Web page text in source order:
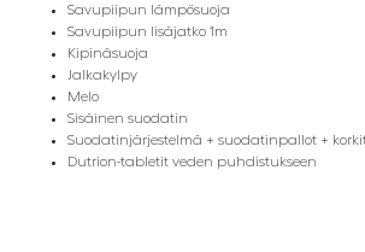
Savupiipun lämpösuoja
Savupiipun lisäjatko 1m
Kipinäsuoja
Jalkakylpy
Melo
Sisäinen suodatin
Suodatinjärjestelmä + suodatinpallot +
Dutrion-tabletit veden puhdistukseen